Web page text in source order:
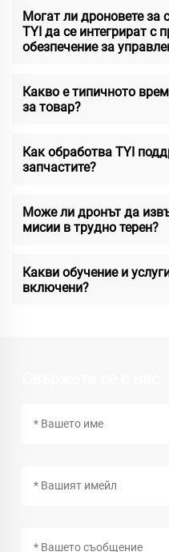
Могат ли дроновете за
TYI да се интегрират с
обезпечение за
Какво е типичното
за товар?
Как обработва TYI
запчастите?
Може ли дронът да
мисии в трудно терен?
Какви обучение и
включени?